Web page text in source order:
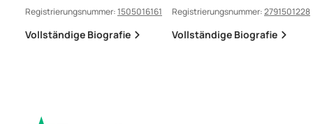
Registrierungsnummer:1505016161
Vollständige Biografie
Registrierungsnummer:2791501228
Vollständige Biografie